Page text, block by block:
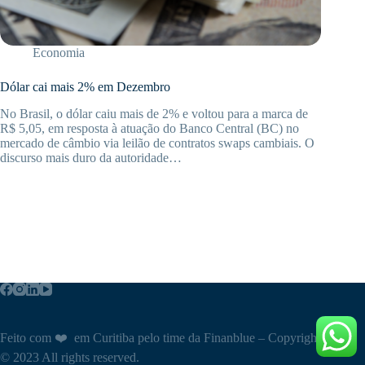
Economia
Dólar cai mais 2% em Dezembro
No Brasil, o dólar caiu mais de 2% e voltou para a marca de
R$ 5,05, em resposta à atuação do Banco Central (BC) no
mercado de câmbio via leilão de contratos swaps cambiais. O
discurso mais duro da autoridade…
Feito com ❤️ em Curitiba pelo time da Finanblue – Copyright
© 2023 All rights reserved.